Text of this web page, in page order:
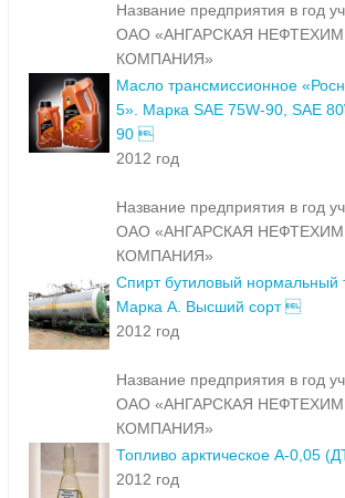
Название предприятия в год
ОАО «АНГАРСКАЯ
КОМПАНИЯ»
Масло трансмиссионное
5». Марка SAE 75W-90, SAE
90 
2012 год
Название предприятия в год
ОАО «АНГАРСКАЯ
КОМПАНИЯ»
Спирт бутиловый нормальный
Марка А. Высший сорт 
2012 год
Название предприятия в год
ОАО «АНГАРСКАЯ
КОМПАНИЯ»
Топливо арктическое А-0,05
2012 год